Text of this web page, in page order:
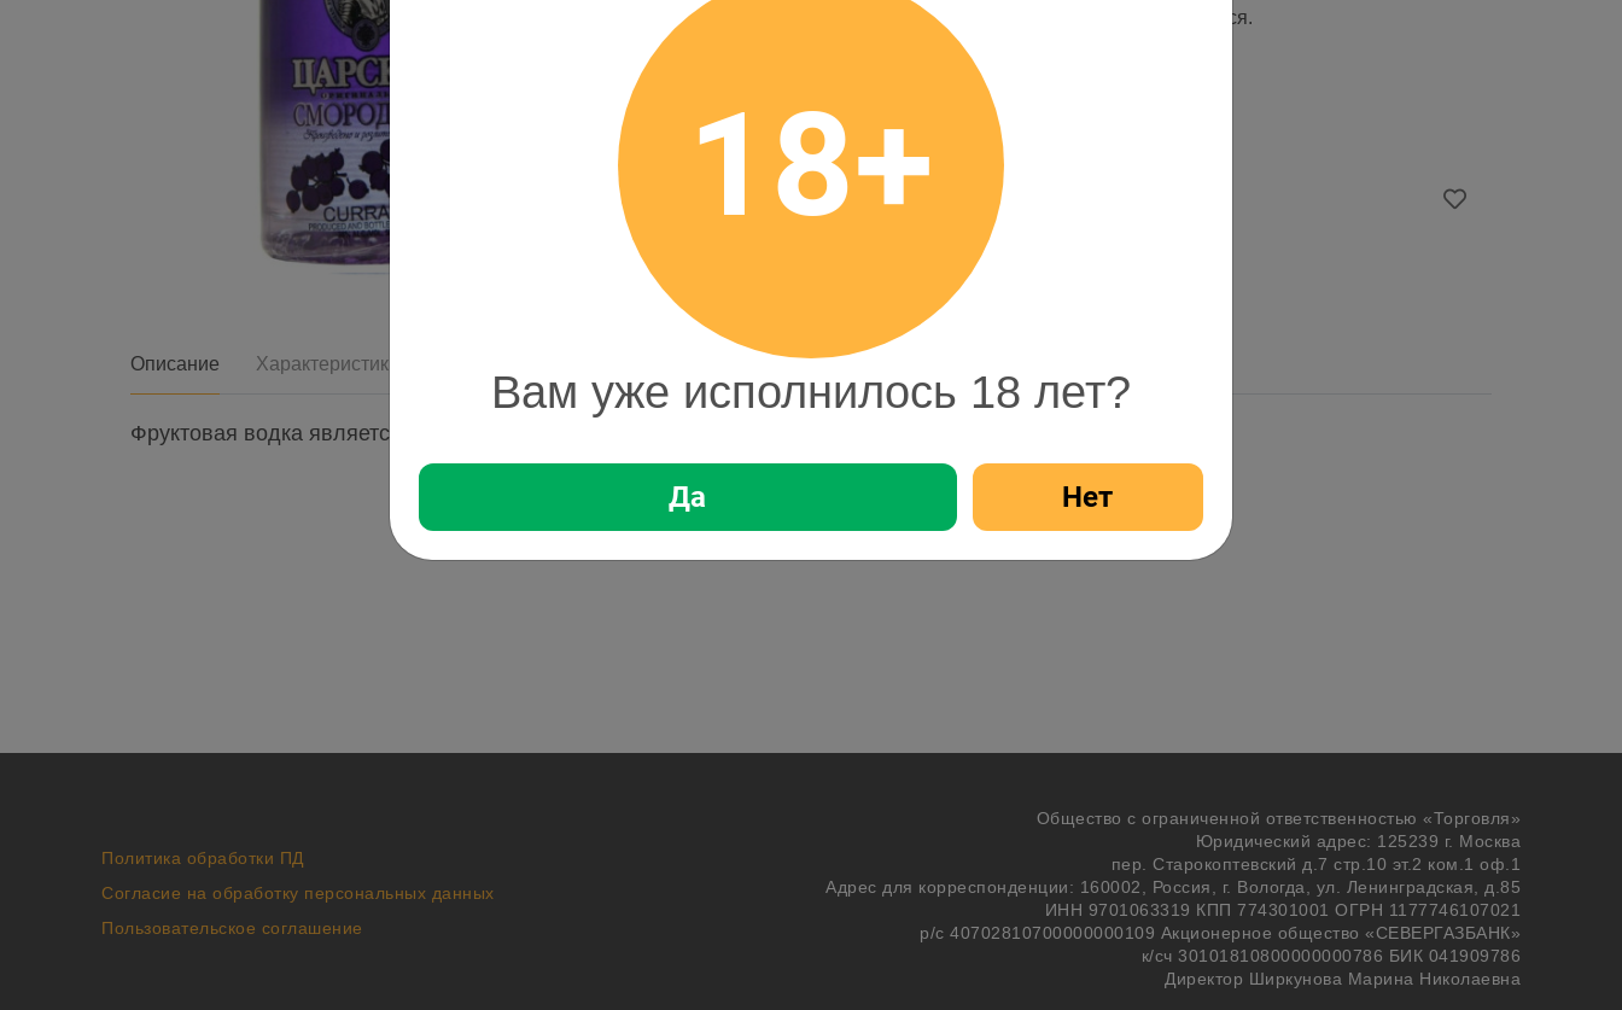
офертой. Цена может меняться. Фото товаров может отличаться.
Стоимость 159,99 ₽
шт В корзину
Описание Характеристики
Фруктовая водка является отличным дижестивом, а также употребляется в составе коктейлей.
Политика обработки ПД
Согласие на обработку персональных данных
Пользовательское соглашение
Общество с ограниченной ответственностью «Торговля»
Юридический адрес: 125239 г. Москва
пер. Старокоптевский д.7 стр.10 эт.2 ком.1 оф.1
Адрес для корреспонденции: 160002, Россия, г. Вологда, ул. Ленинградская, д.85
ИНН 9701063319 КПП 774301001 ОГРН 1177746107021
р/с 40702810700000000109 Акционерное общество «СЕВЕРГАЗБАНК»
к/сч 30101810800000000786 БИК 041909786
Директор Ширкунова Марина Николаевна
18+
Вам уже исполнилось 18 лет?
Да Нет